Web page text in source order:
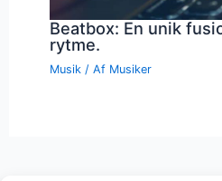
Beatbox: En unik
rytme.
Musik / Af Musiker